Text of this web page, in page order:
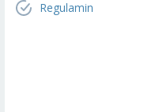
Regulamin